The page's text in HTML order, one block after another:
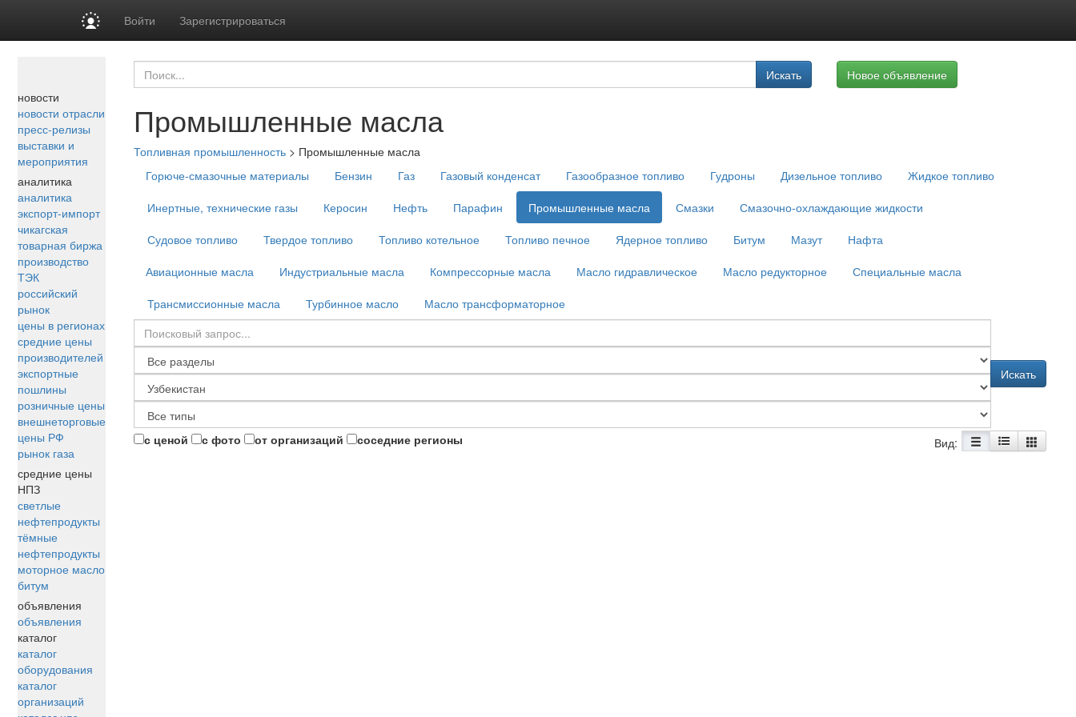
Войти Зарегистрироваться
новости
новости отрасли
пресс-релизы
выставки и
мероприятия
аналитика
аналитика
экспорт-импорт
чикагская
товарная биржа
производство
ТЭК
российский
рынок
цены в регионах
средние цены
производителей
экспортные
пошлины
розничные цены
внешнеторговые
цены РФ
рынок газа
средние цены
НПЗ
светлые
нефтепродукты
тёмные
нефтепродукты
моторное масло
битум
объявления
объявления
каталог
каталог
оборудования
каталог
организаций
Искать Новое объявление
Промышленные масла
Топливная промышленность > Промышленные масла
Горюче-смазочные материалы
Бензин Газ Газовый конденсат Газообразное топливо Гудроны Дизельное топливо
Жидкое топливо
Инертные, технические газы
Керосин Нефть Парафин Промышленные масла Смазки
Смазочно-охлаждающие жидкости
Судовое топливо
Твердое топливо Топливо котельное Топливо печное Ядерное топливо Битум Мазут
Нафта
Авиационные масла
Индустриальные масла Компрессорные масла Масло гидравлическое Масло редукторное
Специальные масла
Трансмиссионные масла
Турбинное масло Масло трансформаторное
Искать
с ценой с фото от организаций соседние регионы Вид: